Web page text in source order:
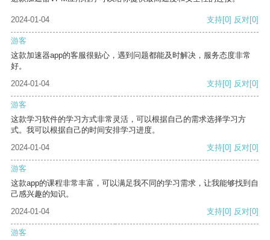
2024-01-04 支持[0] 反对[0]
游客
这款加速器app的客服很贴心，遇到问题都能及时解决，服务态度非常
好。
2024-01-04
支持[0] 反对[0]
游客
这款学习软件的学习方式非常灵活，可以根据自己的需求选择学习方
式。我可以根据自己的时间安排学习进度。
2024-01-04
支持[0] 反对[0]
游客
这款app的课程非常丰富，可以满足我不同的学习需求，让我能够找到自
己感兴趣的知识。
2024-01-04
支持[0] 反对[0]
游客